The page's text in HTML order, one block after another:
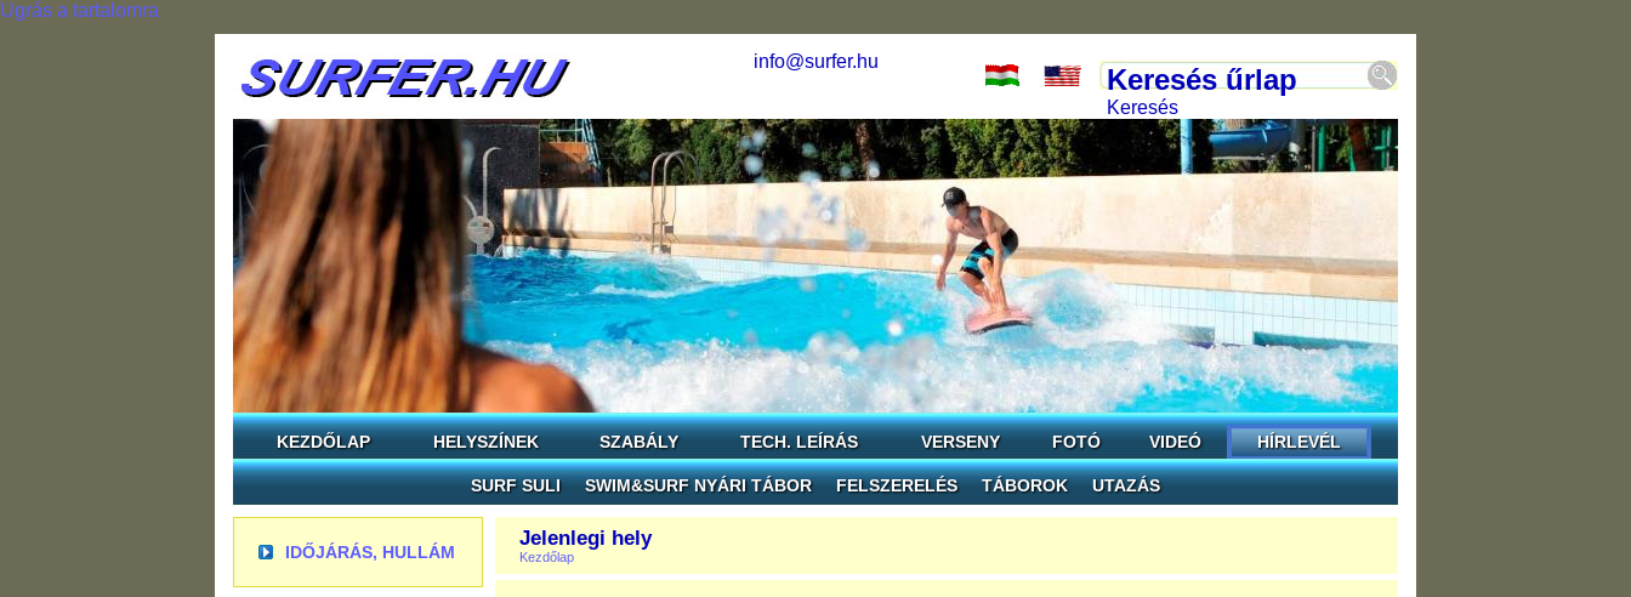
Ugrás a tartalomra
info@surfer.hu
Keresés űrlap
Keresés
KEZDŐLAP HELYSZÍNEK SZABÁLY TECH. LEÍRÁS VERSENY FOTÓ VIDEÓ HÍRLEVÉL
SURF SULI SWIM&SURF NYÁRI TÁBOR FELSZERELÉS TÁBOROK UTAZÁS
IDŐJÁRÁS, HULLÁM
Jelenlegi hely
Kezdőlap